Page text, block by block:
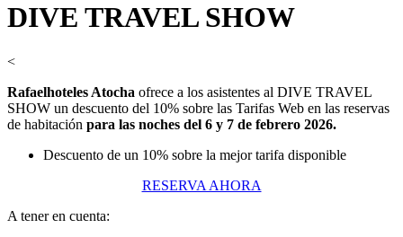
DIVE TRAVEL SHOW
<
Rafaelhoteles Atocha ofrece a los asistentes al DIVE TRAVEL
SHOW un descuento del 10% sobre las Tarifas Web en las reservas
de habitación para las noches del 6 y 7 de febrero 2026.
Descuento de un 10% sobre la mejor tarifa disponible
RESERVA AHORA
A tener en cuenta: